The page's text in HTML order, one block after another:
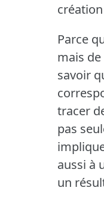
Parce
mais
savoir
tracer
pas
aussi à
un